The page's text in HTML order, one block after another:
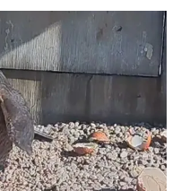
i wytrwałości Wrotki